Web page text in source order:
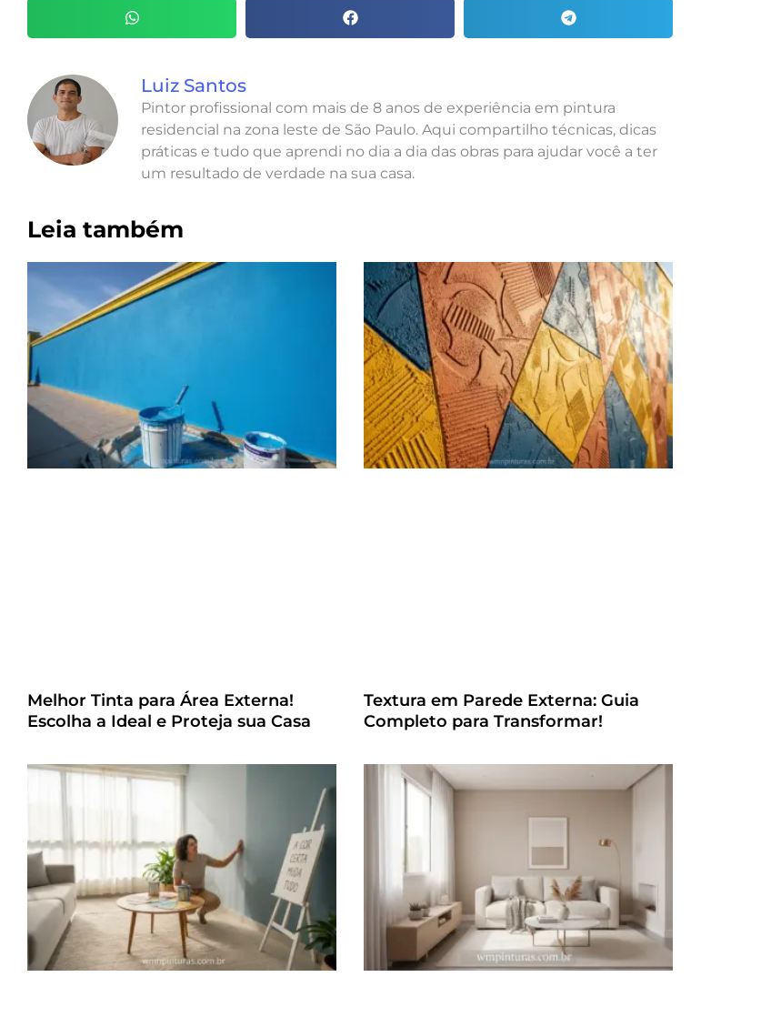
Luiz Santos
Pintor profissional com mais de 8 anos de experiência em pintura
residencial na zona leste de São Paulo. Aqui compartilho técnicas, dicas
práticas e tudo que aprendi no dia a dia das obras para ajudar você a ter
um resultado de verdade na sua casa.
Leia também
Melhor Tinta para Área Externa!
Escolha a Ideal e Proteja sua Casa
Textura em Parede Externa: Guia
Completo para Transformar!